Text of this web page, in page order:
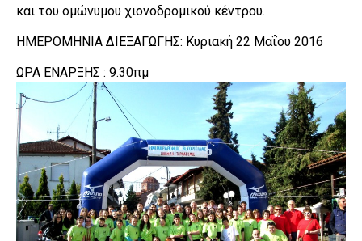
και του ομώνυμου χιονοδρομικού κέντρου.
ΗΜΕΡΟΜΗΝΙΑ ΔΙΕΞΑΓΩΓΗΣ: Κυριακή 22 Μαΐου 2016
ΩΡΑ ΕΝΑΡΞΗΣ : 9.30πμ